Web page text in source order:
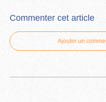
Commenter cet article
Ajouter un